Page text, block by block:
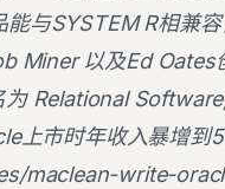
与SYSTEM R相兼
Miner 以及Ed Oates
Relational
上市时年收入暴增到
maclean-write-